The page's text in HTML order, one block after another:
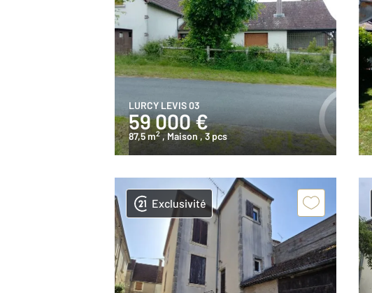
LURCY LEVIS 03
59 000 €
87,5 m2 , Maison , 3 pcs
Exclusivité